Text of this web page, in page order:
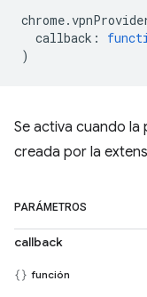
chrome.
callback :
)
Se activa cuando
creada por la
PARÁMETROS
callback
función